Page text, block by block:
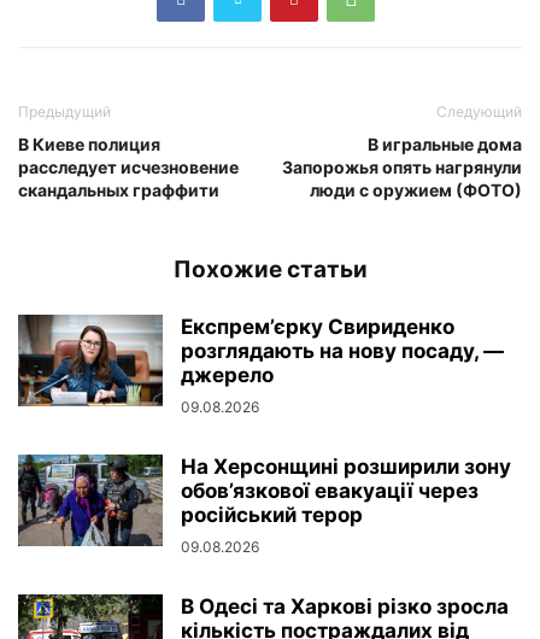
Предыдущий
В Киеве полиция
расследует исчезновение
скандальных граффити
Следующий
В игральные дома
Запорожья опять нагрянули
люди с оружием (ФОТО)
Похожие статьи
Експрем’єрку Свириденко
розглядають на нову посаду, —
джерело
09.08.2026
На Херсонщині розширили зону
обов’язкової евакуації через
російський терор
09.08.2026
В Одесі та Харкові різко зросла
кількість постраждалих від